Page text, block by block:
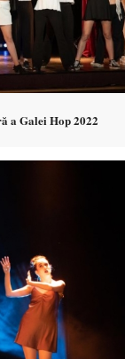
a Galei Hop 2022